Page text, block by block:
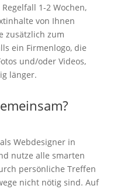
1-2 Wochen,
von Ihnen
zusätzlich zum
ein Firmenlogo, die
und/oder Videos,
länger.
Webdesigner in
nutze alle smarten
persönliche Treffen
nicht nötig sind. Auf